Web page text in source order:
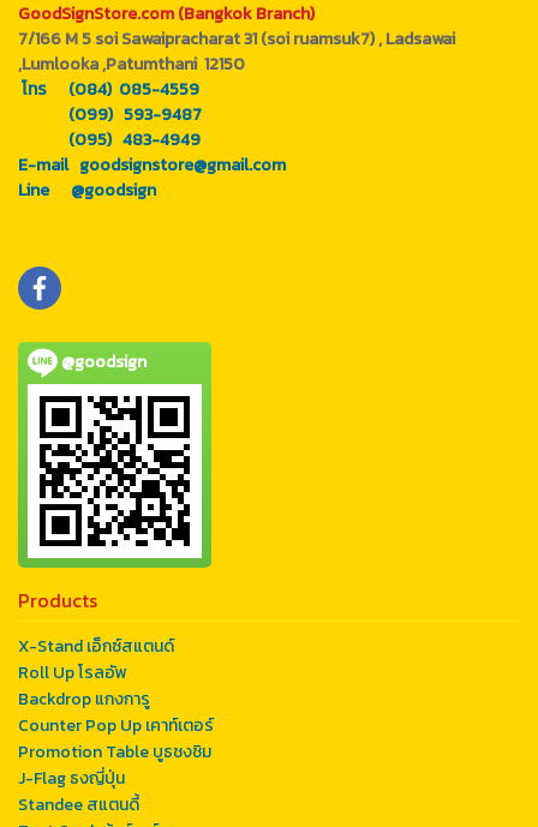
GoodSignStore.com (Bangkok Branch)
7/166 M 5 soi Sawaipracharat 31 (soi ruamsuk7) , Ladsawai
,Lumlooka ,Patumthani 12150
โทร (084) 085-4559
(099) 593-9487
(095) 483-4949
E-mail goodsignstore@gmail.com
Line @goodsign
@goodsign
Products
X-Stand เอ็กซ์สแตนด์
Roll Up โรลอัพ
Backdrop แกงการู
Counter Pop Up เคาท์เตอร์
Promotion Table บูธชงชิม
J-Flag ธงญี่ปุ่น
Standee สแตนดี้